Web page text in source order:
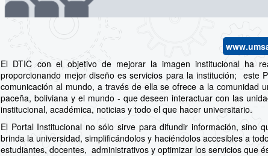
El DTIC con el objetivo de mejorar la imagen institucional ha
proporcionando mejor diseño es servicios para la institución; este
comunicación al mundo, a través de ella se ofrece a la comunidad
paceña, boliviana y el mundo - que deseen interactuar con las
institucional, académica, noticias y todo el que hacer universitario.
El Portal Institucional no sólo sirve para difundir información, sino
brinda la universidad, simplificándolos y haciéndolos accesibles a
estudiantes, docentes, administrativos y optimizar los servicios que